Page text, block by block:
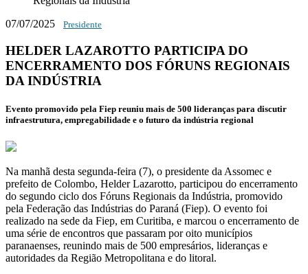
07/07/2025 Presidente
HELDER LAZAROTTO PARTICIPA DO
ENCERRAMENTO DOS FÓRUNS REGIONAIS
DA INDÚSTRIA
Evento promovido pela Fiep reuniu mais de 500 lideranças para discutir
infraestrutura, empregabilidade e o futuro da indústria regional
Na manhã desta segunda-feira (7), o presidente da Assomec e
prefeito de Colombo, Helder Lazarotto, participou do encerramento
do segundo ciclo dos Fóruns Regionais da Indústria, promovido
pela Federação das Indústrias do Paraná (Fiep). O evento foi
realizado na sede da Fiep, em Curitiba, e marcou o encerramento de
uma série de encontros que passaram por oito municípios
paranaenses, reunindo mais de 500 empresários, lideranças e
autoridades da Região Metropolitana e do litoral.